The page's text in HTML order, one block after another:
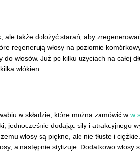
także dołożyć starań, aby zregenerować
regenerują włosy na poziomie
włosów. Już po kilku użyciach na całej
włókien.
w składzie, które można zamówić w w
jednocześnie dodając siły i atrakcyjnego
włosy są piękne, ale nie tłuste i
a następnie stylizuje. Dodatkowo włosy